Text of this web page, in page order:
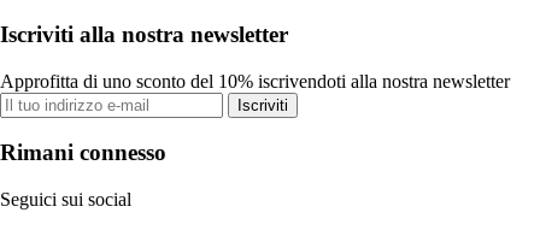
Iscriviti alla nostra newsletter
Approfitta di uno sconto del 10% iscrivendoti alla nostra newsletter
Iscriviti
Rimani connesso
Seguici sui social